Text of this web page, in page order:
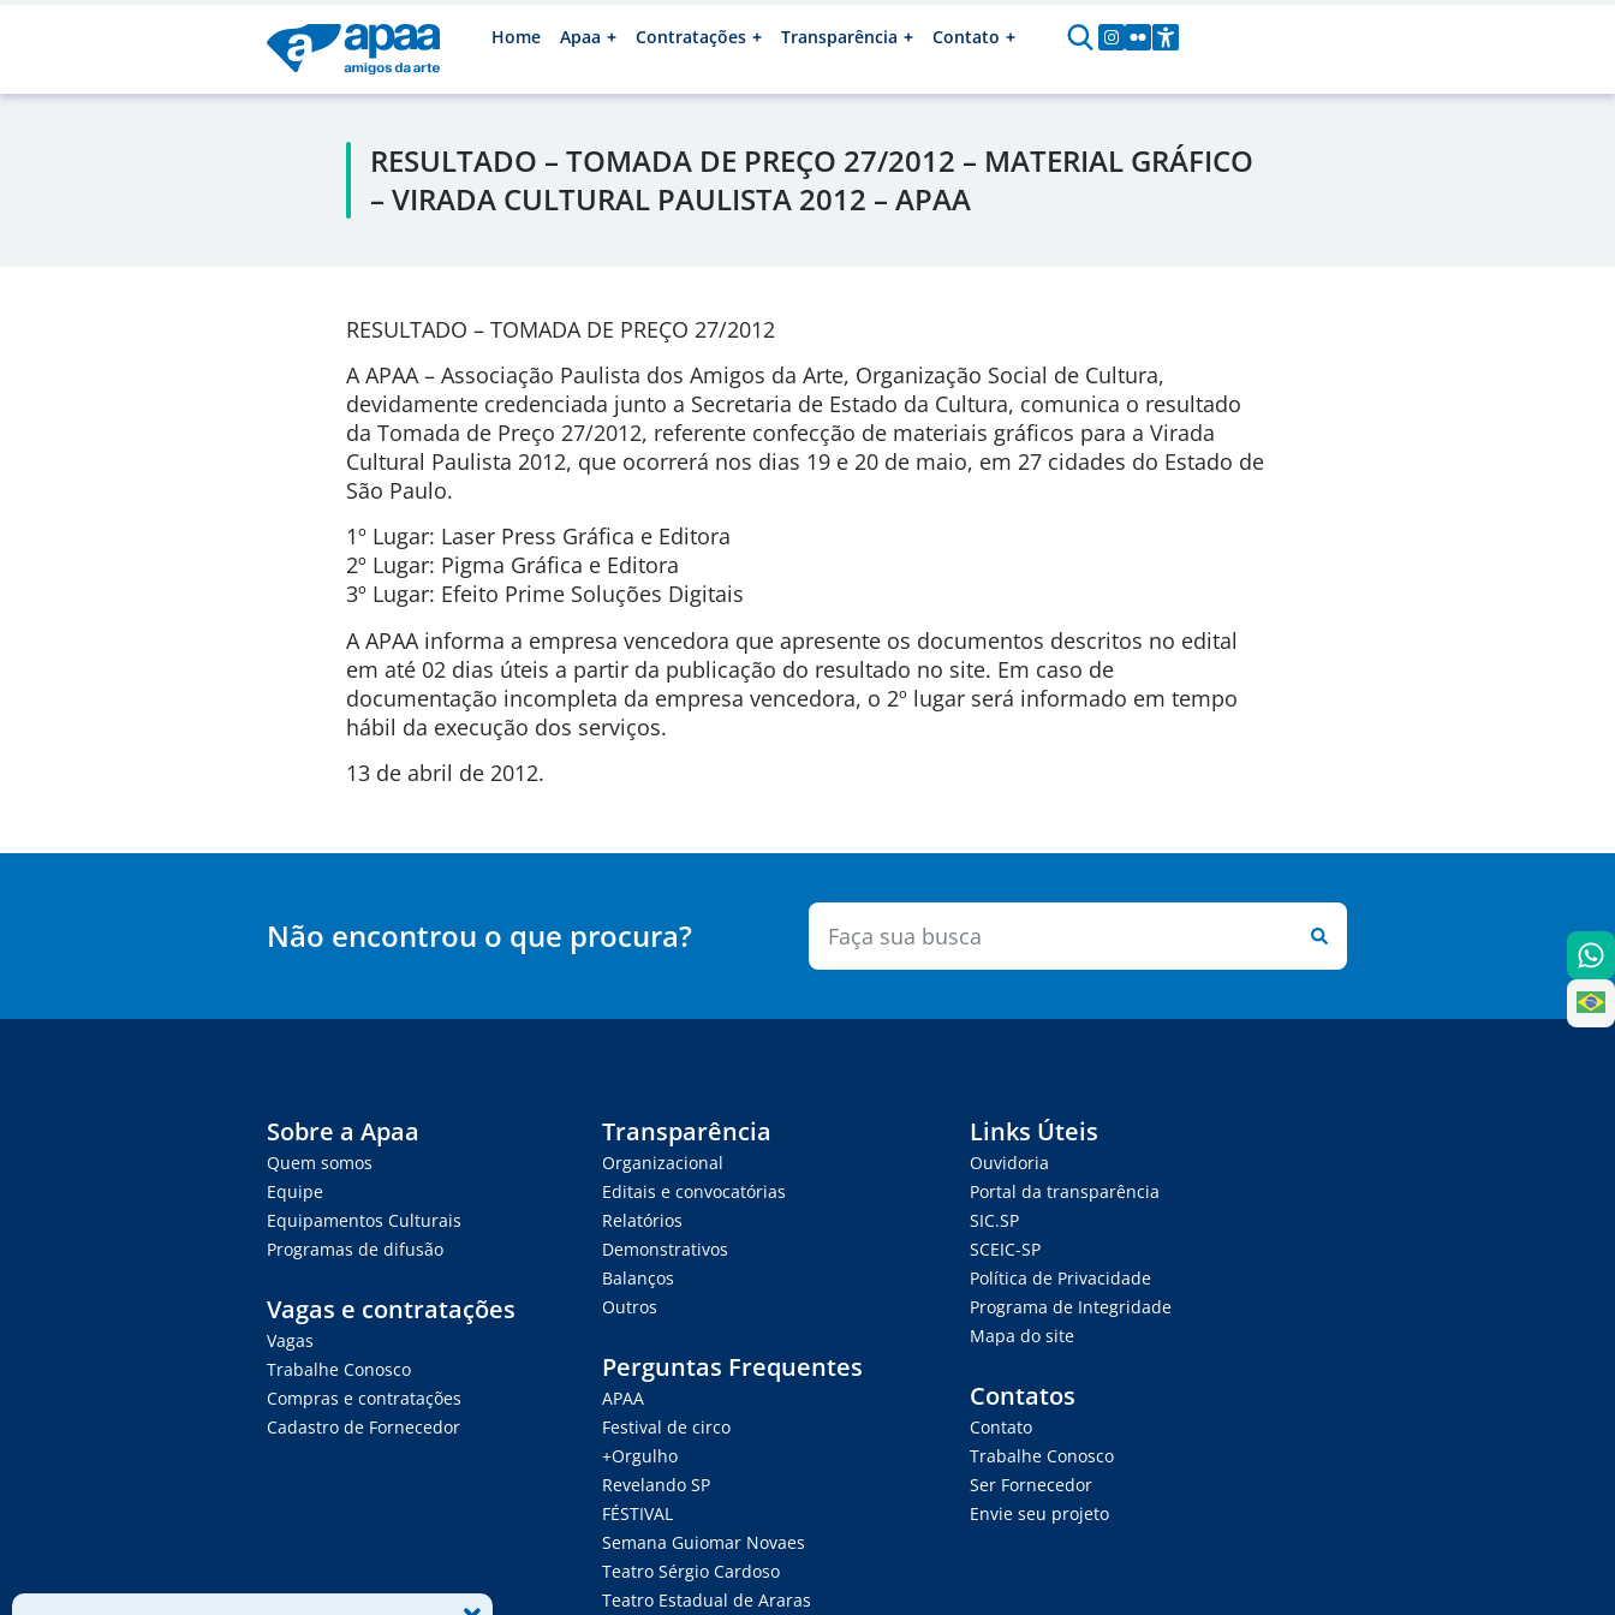
Home Apaa Contratações Transparência Contato
RESULTADO – TOMADA DE PREÇO 27/2012 – MATERIAL GRÁFICO
– VIRADA CULTURAL PAULISTA 2012 – APAA
RESULTADO – TOMADA DE PREÇO 27/2012
A APAA – Associação Paulista dos Amigos da Arte, Organização Social de Cultura,
devidamente credenciada junto a Secretaria de Estado da Cultura, comunica o resultado
da Tomada de Preço 27/2012, referente confecção de materiais gráficos para a Virada
Cultural Paulista 2012, que ocorrerá nos dias 19 e 20 de maio, em 27 cidades do Estado de
São Paulo.
1º Lugar: Laser Press Gráfica e Editora
2º Lugar: Pigma Gráfica e Editora
3º Lugar: Efeito Prime Soluções Digitais
A APAA informa a empresa vencedora que apresente os documentos descritos no edital
em até 02 dias úteis a partir da publicação do resultado no site. Em caso de
documentação incompleta da empresa vencedora, o 2º lugar será informado em tempo
hábil da execução dos serviços.
13 de abril de 2012.
Não encontrou o que procura?
Sobre a Apaa
Quem somos
Equipe
Equipamentos Culturais
Programas de difusão
Vagas e contratações
Vagas
Trabalhe Conosco
Compras e contratações
Cadastro de Fornecedor
Transparência
Organizacional
Editais e convocatórias
Relatórios
Demonstrativos
Balanços
Outros
Perguntas Frequentes
APAA
Festival de circo
+Orgulho
Revelando SP
FÉSTIVAL
Semana Guiomar Novaes
Teatro Sérgio Cardoso
Teatro Estadual de Araras
Links Úteis
Ouvidoria
Portal da transparência
SIC.SP
SCEIC-SP
Política de Privacidade
Programa de Integridade
Mapa do site
Contatos
Contato
Trabalhe Conosco
Ser Fornecedor
Envie seu projeto